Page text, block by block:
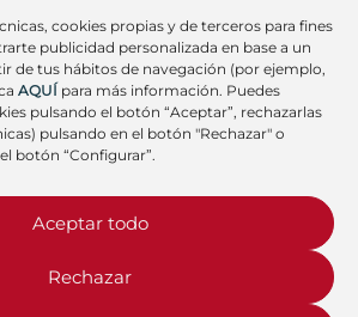
cookies propias y de terceros para fines
publicidad personalizada en base a un
de tus hábitos de navegación (por ejemplo,
AQUÍ para más información. Puedes
pulsando el botón “Aceptar”, rechazarlas
pulsando en el botón "Rechazar" o
botón “Configurar”.
Aceptar todo
Rechazar
Generales de Contratación
de Desistimiento